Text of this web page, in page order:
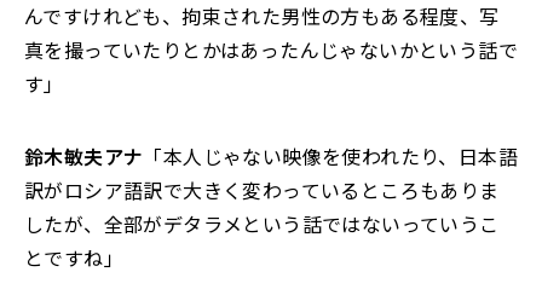
んですけれども、拘束された男性の方もある程度、写
真を撮っていたりとかはあったんじゃないかという話で
す」
鈴木敏夫アナ 「本人じゃない映像を使われたり、日本語
訳がロシア語訳で大きく変わっているところもありま
したが、全部がデタラメという話ではないっていうこ
とですね」